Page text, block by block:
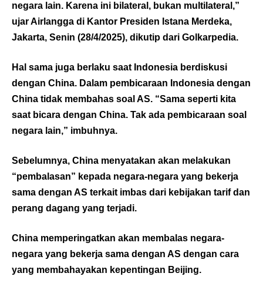
negara lain. Karena ini bilateral, bukan multilateral,”
ujar Airlangga di Kantor Presiden Istana Merdeka,
Jakarta, Senin (28/4/2025), dikutip dari Golkarpedia.
Hal sama juga berlaku saat Indonesia berdiskusi
dengan China. Dalam pembicaraan Indonesia dengan
China tidak membahas soal AS. “Sama seperti kita
saat bicara dengan China. Tak ada pembicaraan soal
negara lain,” imbuhnya.
Sebelumnya, China menyatakan akan melakukan
“pembalasan” kepada negara-negara yang bekerja
sama dengan AS terkait imbas dari kebijakan tarif dan
perang dagang yang terjadi.
China memperingatkan akan membalas negara-
negara yang bekerja sama dengan AS dengan cara
yang membahayakan kepentingan Beijing.